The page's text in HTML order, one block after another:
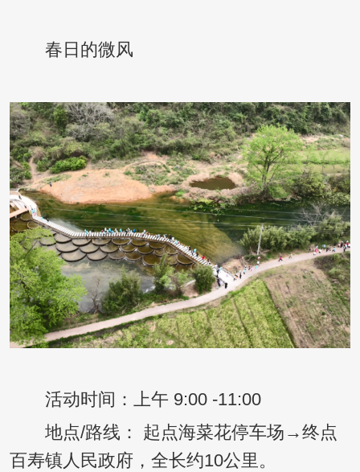
春日的微风
活动时间：上午 9:00 -11:00
地点/路线： 起点海菜花停车场→终点
百寿镇人民政府，全长约10公里。